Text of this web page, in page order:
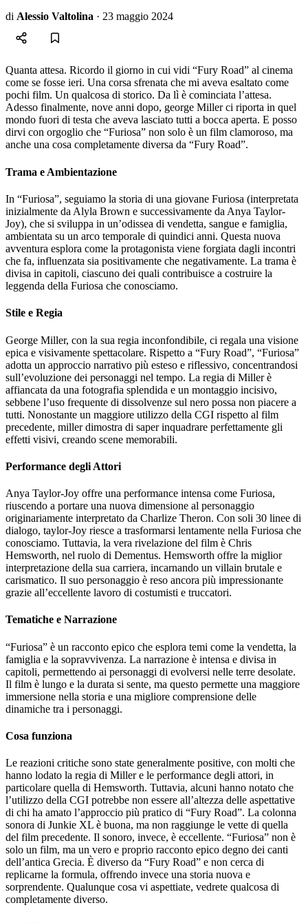
di Alessio Valtolina · 23 maggio 2024
Quanta attesa. Ricordo il giorno in cui vidi “Fury Road” al cinema
come se fosse ieri. Una corsa sfrenata che mi aveva esaltato come
pochi film. Un qualcosa di storico. Da lì è cominciata l’attesa.
Adesso finalmente, nove anni dopo, george Miller ci riporta in quel
mondo fuori di testa che aveva lasciato tutti a bocca aperta. E posso
dirvi con orgoglio che “Furiosa” non solo è un film clamoroso, ma
anche una cosa completamente diversa da “Fury Road”.
Trama e Ambientazione
In “Furiosa”, seguiamo la storia di una giovane Furiosa (interpretata
inizialmente da Alyla Brown e successivamente da Anya Taylor-
Joy), che si sviluppa in un’odissea di vendetta, sangue e famiglia,
ambientata su un arco temporale di quindici anni. Questa nuova
avventura esplora come la protagonista viene forgiata dagli incontri
che fa, influenzata sia positivamente che negativamente. La trama è
divisa in capitoli, ciascuno dei quali contribuisce a costruire la
leggenda della Furiosa che conosciamo.
Stile e Regia
George Miller, con la sua regia inconfondibile, ci regala una visione
epica e visivamente spettacolare. Rispetto a “Fury Road”, “Furiosa”
adotta un approccio narrativo più esteso e riflessivo, concentrandosi
sull’evoluzione dei personaggi nel tempo. La regia di Miller è
affiancata da una fotografia splendida e un montaggio incisivo,
sebbene l’uso frequente di dissolvenze sul nero possa non piacere a
tutti. Nonostante un maggiore utilizzo della CGI rispetto al film
precedente, miller dimostra di saper inquadrare perfettamente gli
effetti visivi, creando scene memorabili.
Performance degli Attori
Anya Taylor-Joy offre una performance intensa come Furiosa,
riuscendo a portare una nuova dimensione al personaggio
originariamente interpretato da Charlize Theron. Con soli 30 linee di
dialogo, taylor-Joy riesce a trasformarsi lentamente nella Furiosa che
conosciamo. Tuttavia, la vera rivelazione del film è Chris
Hemsworth, nel ruolo di Dementus. Hemsworth offre la miglior
interpretazione della sua carriera, incarnando un villain brutale e
carismatico. Il suo personaggio è reso ancora più impressionante
grazie all’eccellente lavoro di costumisti e truccatori.
Tematiche e Narrazione
“Furiosa” è un racconto epico che esplora temi come la vendetta, la
famiglia e la sopravvivenza. La narrazione è intensa e divisa in
capitoli, permettendo ai personaggi di evolversi nelle terre desolate.
Il film è lungo e la durata si sente, ma questo permette una maggiore
immersione nella storia e una migliore comprensione delle
dinamiche tra i personaggi.
Cosa funziona
Le reazioni critiche sono state generalmente positive, con molti che
hanno lodato la regia di Miller e le performance degli attori, in
particolare quella di Hemsworth. Tuttavia, alcuni hanno notato che
l’utilizzo della CGI potrebbe non essere all’altezza delle aspettative
di chi ha amato l’approccio più pratico di “Fury Road”. La colonna
sonora di Junkie XL è buona, ma non raggiunge le vette di quella
del film precedente. Il sonoro, invece, è eccellente. “Furiosa” non è
solo un film, ma un vero e proprio racconto epico degno dei canti
dell’antica Grecia. È diverso da “Fury Road” e non cerca di
replicarne la formula, offrendo invece una storia nuova e
sorprendente. Qualunque cosa vi aspettiate, vedrete qualcosa di
completamente diverso.